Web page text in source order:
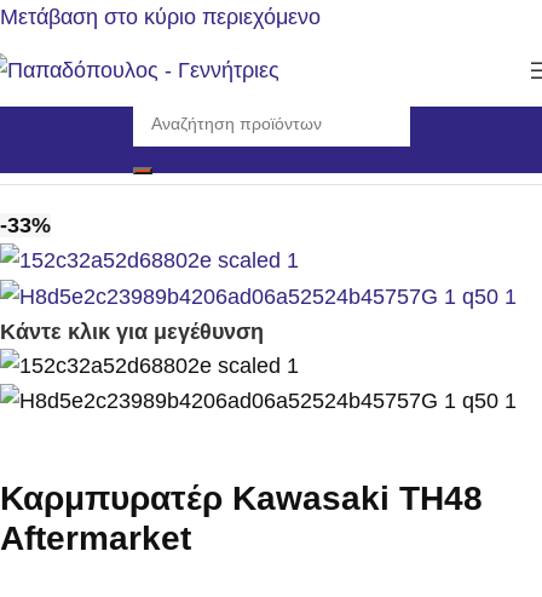
Μετάβαση στο κύριο περιεχόμενο
Αρχική σελίδα/Αναλώσιμα - Ανταλλακτικά/Καρμπυρατέρ
-33%
Κάντε κλικ για μεγέθυνση
Καρμπυρατέρ Kawasaki TH48
Aftermarket